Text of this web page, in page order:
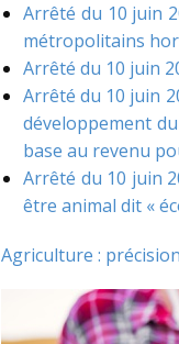
Arrêté du 10 juin
métropolitains
Arrêté du 10 juin
Arrêté du 10 juin
développement
base au revenu
Arrêté du 10 juin
être animal dit «
Agriculture :